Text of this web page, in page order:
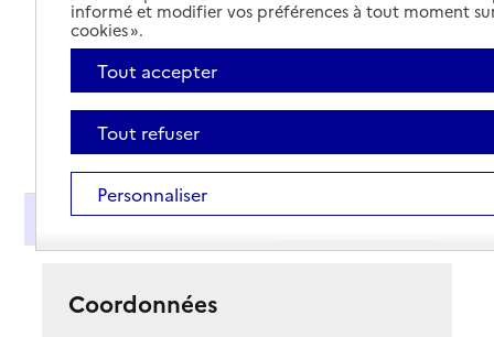
Présentation
Coordonnées
informé et modifier vos préférences à tout moment
cookies ».
Tout accepter
Tout refuser
Personnaliser